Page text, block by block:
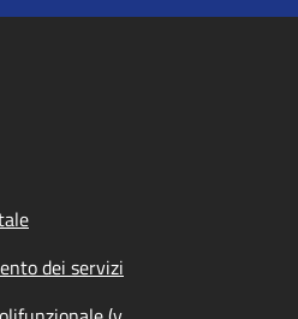
dei servizi